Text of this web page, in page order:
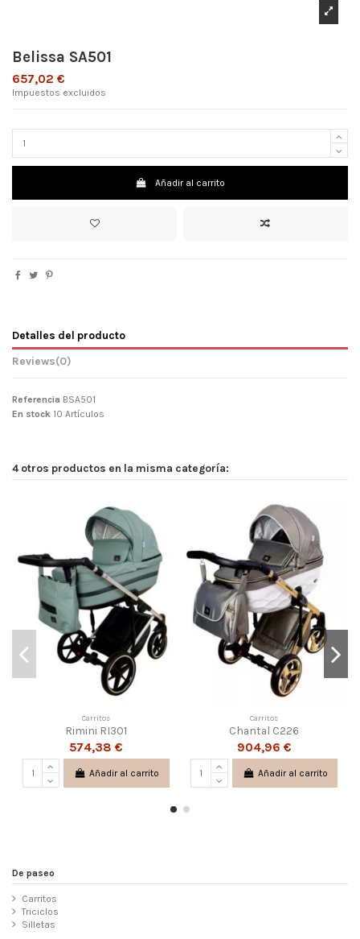
Belissa SA501
657,02 €
Impuestos excluidos
Añadir al carrito
Detalles del producto
Reviews(0)
Referencia BSA501
En stock 10 Artículos
4 otros productos en la misma categoría:
Carritos
Rimini RI301
574,38 €
Añadir al carrito
Carritos
Chantal C226
904,96 €
Añadir al carrito
De paseo
Carritos
Triciclos
Silletas